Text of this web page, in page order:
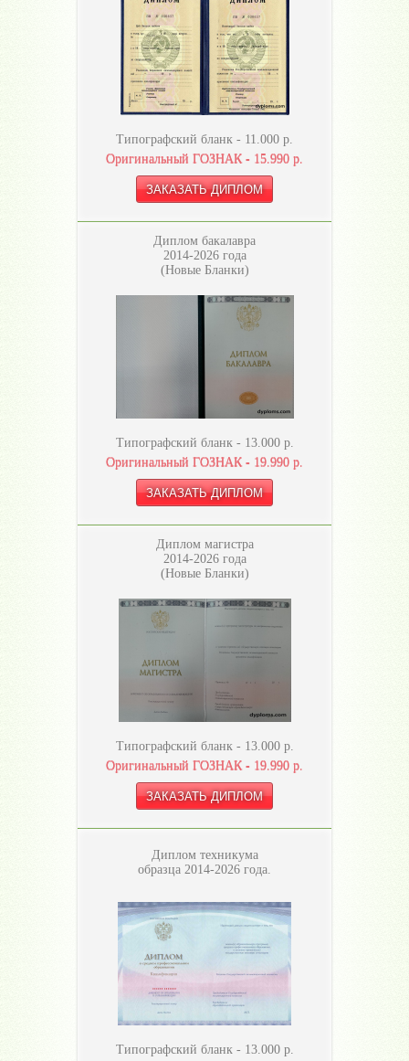
Типографский бланк - 11.000 р.
Оригинальный ГОЗНАК - 15.990 р.
Диплом бакалавра
2014-2026 года
(Новые Бланки)
Типографский бланк - 13.000р.
Оригинальный ГОЗНАК - 19.990 р.
Диплом магистра
2014-2026 года
(Новые Бланки)
Типографский бланк - 13.000р.
Оригинальный ГОЗНАК - 19.990 р.
Диплом техникума
образца 2014-2026 года.
Типографский бланк - 13.000р.